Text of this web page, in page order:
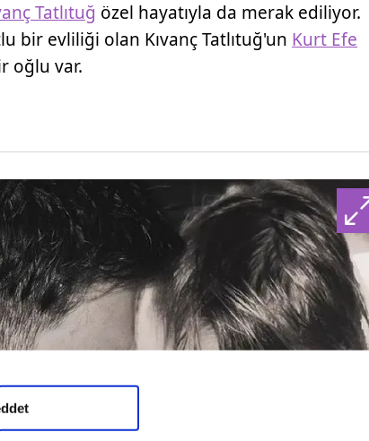
Tatlıtuğ özel hayatıyla da merak ediliyor.
bir evliliği olan Kıvanç Tatlıtuğ'un Kurt Efe
oğlu var.